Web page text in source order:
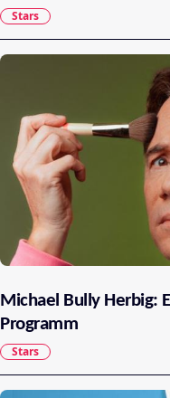
Stars
Michael Bully Herbig:
Programm
Stars